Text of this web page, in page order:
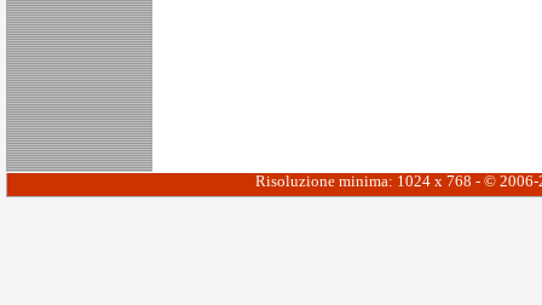
Risoluzione minima: 1024 x 768 - ©